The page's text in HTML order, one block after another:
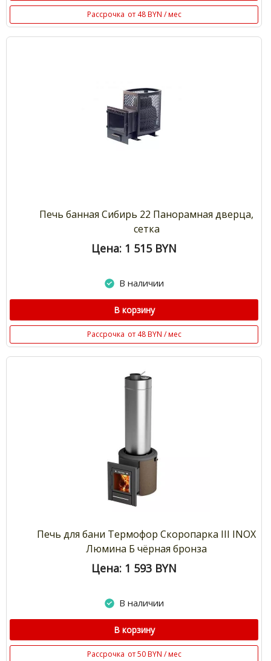
Рассрочка от 48 BYN / мес
Печь банная Сибирь 22 Панорамная дверца,
сетка
Цена: 1 515 BYN
В наличии
В корзину
Рассрочка от 48 BYN / мес
Печь для бани Термофор Скоропарка III INOX
Люмина Б чёрная бронза
Цена: 1 593 BYN
В наличии
В корзину
Рассрочка от 50 BYN / мес